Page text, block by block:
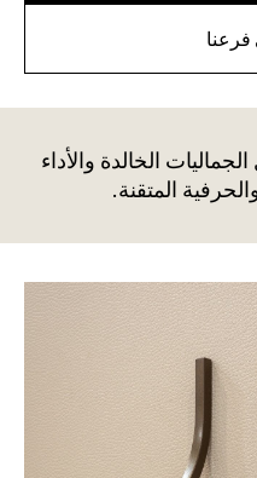
الخالدة والأداء
المتقنة.